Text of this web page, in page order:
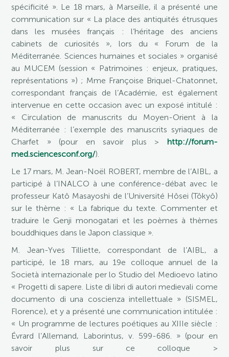
spécificité ». Le 18 mars, à Marseille, il a présenté une
communication sur « La place des antiquités étrusques
dans les musées français : l’héritage des anciens
cabinets de curiosités », lors du « Forum de la
Méditerranée. Sciences humaines et sociales » organisé
au MUCEM (session « Patrimoines : enjeux, pratiques,
représentations ») ; Mme Françoise Briquel-Chatonnet,
correspondant français de l’Académie, est également
intervenue en cette occasion avec un exposé intitulé :
« Circulation de manuscrits du Moyen-Orient à la
Méditerranée : l’exemple des manuscrits syriaques de
Charfet » (pour en savoir plus > http://forum-
med.sciencesconf.org/).
Le 17 mars, M. Jean-Noël ROBERT, membre de l’AIBL, a
participé à l’INALCO à une conférence-débat avec le
professeur Katô Masayoshi de l’Université Hôsei (Tôkyô)
sur le thème : « La fabrique du texte. Commenter et
traduire le Genji monogatari et les poèmes à thèmes
bouddhiques dans le Japon classique ».
M. Jean-Yves Tilliette, correspondant de l’AIBL, a
participé, le 18 mars, au 19e colloque annuel de la
Società internazionale per lo Studio del Medioevo latino
« Progetti di sapere. Liste di libri di autori medievali come
documento di una coscienza intellettuale » (SISMEL,
Florence), et y a présenté une communication intitulée :
« Un programme de lectures poétiques au XIIIe siècle :
Évrard l’Allemand, Laborintus, v. 599-686. » (pour en
savoir plus sur ce colloque >